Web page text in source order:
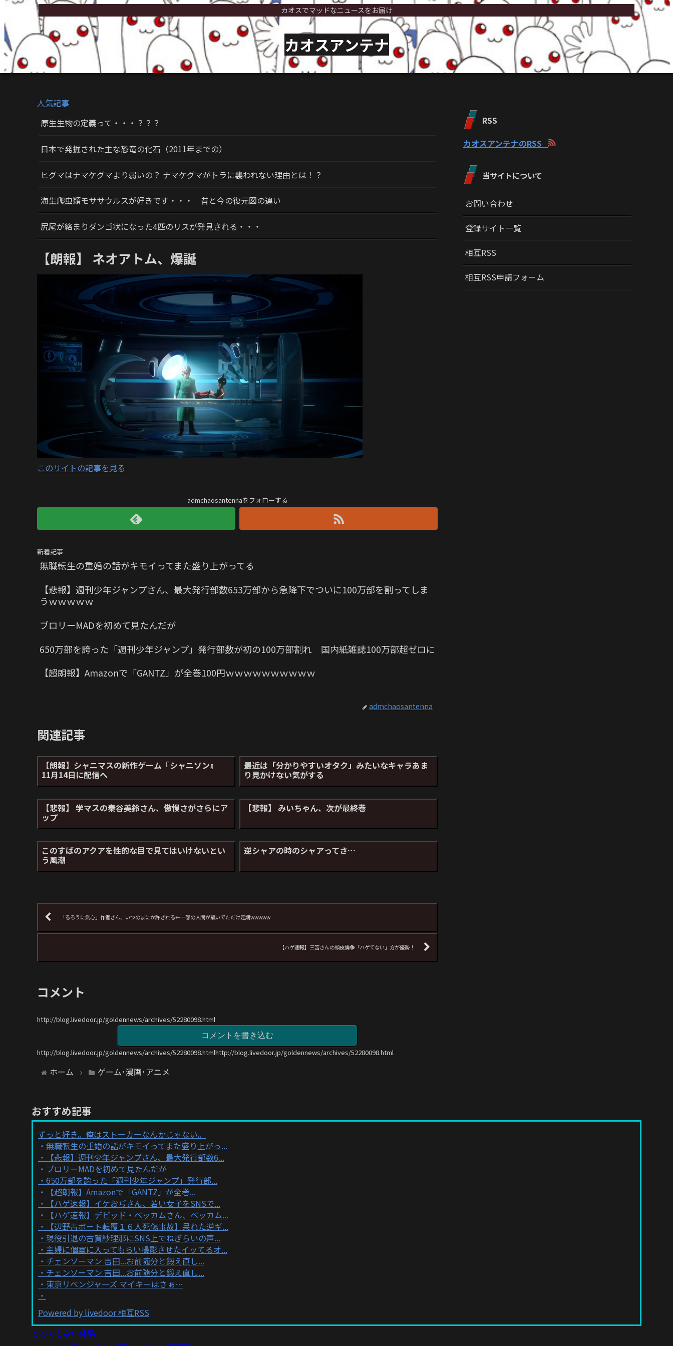
カオスでマッドなニュースをお届け
カオスアンテナ
人気記事
原生生物の定義って・・・？？？
日本で発掘された主な恐竜の化石（2011年までの）
ヒグマはナマケグマより弱いの？ ナマケグマがトラに襲われない理由とは！？
海生爬虫類モササウルスが好きです・・・ 昔と今の復元図の違い
尻尾が絡まりダンゴ状になった4匹のリスが発見される・・・
【朗報】 ネオアトム、爆誕
このサイトの記事を見る
admchaosantennaをフォローする
新着記事
無職転生の重婚の話がキモイってまた盛り上がってる
【悲報】週刊少年ジャンプさん、最大発行部数653万部から急降下でついに100万部を割ってしま
うｗｗｗｗｗ
ブロリーMADを初めて見たんだが
650万部を誇った「週刊少年ジャンプ」発行部数が初の100万部割れ 国内紙雑誌100万部超ゼロに
【超朗報】Amazonで「GANTZ」が全巻100円ｗｗｗｗｗｗｗｗｗｗ
admchaosantenna
関連記事
【朗報】シャニマスの新作ゲーム『シャニソン』
11月14日に配信へ
最近は「分かりやすいオタク」みたいなキャラあま
り見かけない気がする
【悲報】 学マスの秦谷美鈴さん、傲慢さがさらにア
ップ
【悲報】 みいちゃん、次が最終巻
このすばのアクアを性的な目で見てはいけないとい
う風潮
逆シャアの時のシャアってさ…
「るろうに剣心」作者さん、いつのまにか許される←一部の人間が騒いでただけ定期wwwww
【ハゲ速報】三笘さんの頭皮論争「ハゲてない」方が優勢！
コメント
http://blog.livedoor.jp/goldennews/archives/52280098.html
コメントを書き込む
http://blog.livedoor.jp/goldennews/archives/52280098.htmlhttp://blog.livedoor.jp/goldennews/archives/52280098.html
ホーム ゲーム･漫画･アニメ
RSS
カオスアンテナのRSS
当サイトについて
お問い合わせ
登録サイト一覧
相互RSS
相互RSS申請フォーム
おすすめ記事
ずっと好き。俺はストーカーなんかじゃない。
無職転生の重婚の話がキモイってまた盛り上がっ...
【悲報】週刊少年ジャンプさん、最大発行部数6...
ブロリーMADを初めて見たんだが
650万部を誇った「週刊少年ジャンプ」発行部...
【超朗報】Amazonで「GANTZ」が全巻...
【ハゲ速報】イケおぢさん、若い女子をSNSで...
【ハゲ速報】デビッド・ベッカムさん、ベッカム...
【辺野古ボート転覆１６人死傷事故】呆れた逆ギ...
現役引退の古賀紗理那にSNS上でねぎらいの声...
主婦に個室に入ってもらい撮影させたイッてるオ...
チェンソーマン 吉田...お前随分と鍛え直し...
チェンソーマン 吉田...お前随分と鍛え直し...
東京リベンジャーズ マイキーはさぁ…
Powered by livedoor 相互RSS
とんでもない体験